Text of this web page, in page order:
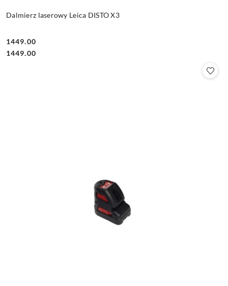
Dalmierz laserowy Leica DISTO X3
Cena:
1449.00
Cena:
1449.00